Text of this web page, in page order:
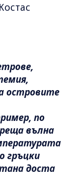
островите
по
вълна
гръцки
доста